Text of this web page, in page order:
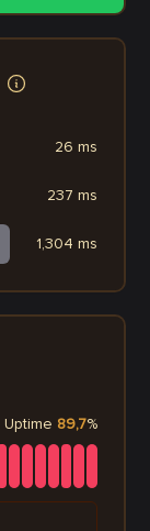
26 ms
237 ms
1,304 ms
Uptime 89,7%